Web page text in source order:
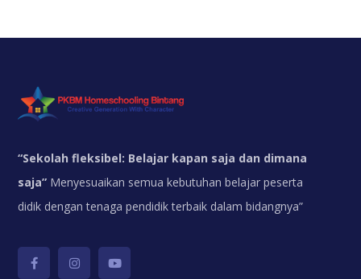
“Sekolah fleksibel: Belajar kapan saja dan dimana
saja” Menyesuaikan semua kebutuhan belajar peserta
didik dengan tenaga pendidik terbaik dalam bidangnya”